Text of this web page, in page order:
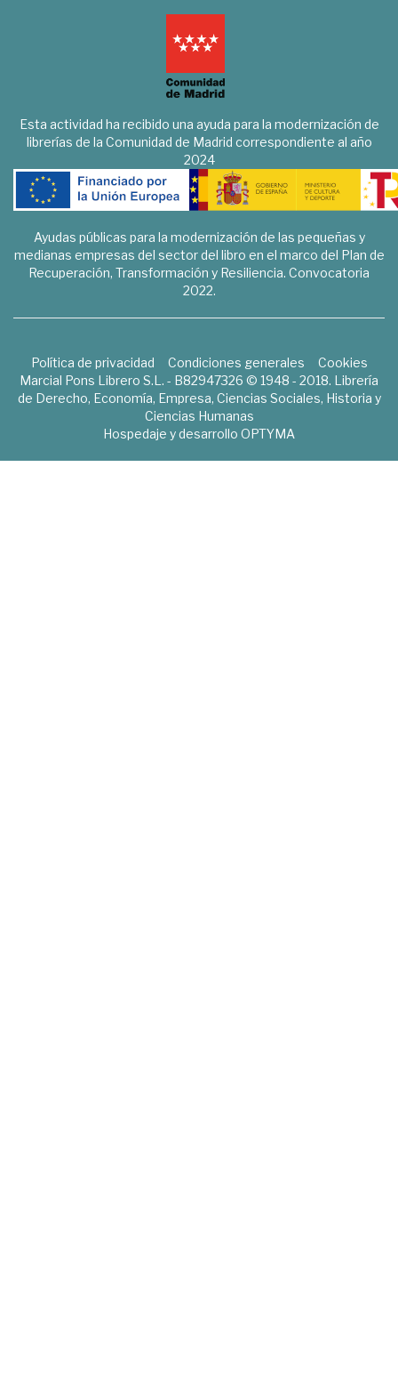
Esta actividad ha recibido una ayuda para la modernización de
librerías de la Comunidad de Madrid correspondiente al año
2024
Ayudas públicas para la modernización de las pequeñas y
medianas empresas del sector del libro en el marco del Plan de
Recuperación, Transformación y Resiliencia. Convocatoria
2022.
Política de privacidad Condiciones generales
Cookies
Marcial Pons Librero S.L. - B82947326 © 1948 - 2018. Librería
de Derecho, Economía, Empresa, Ciencias Sociales, Historia y
Ciencias Humanas
Hospedaje y desarrollo OPTYMA